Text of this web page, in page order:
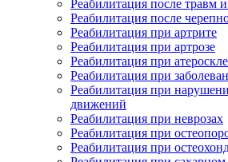
Реабилитация после травм
Реабилитация после
Реабилитация при артрите
Реабилитация при артрозе
Реабилитация при
Реабилитация при
Реабилитация при
движений
Реабилитация при неврозах
Реабилитация при
Реабилитация при